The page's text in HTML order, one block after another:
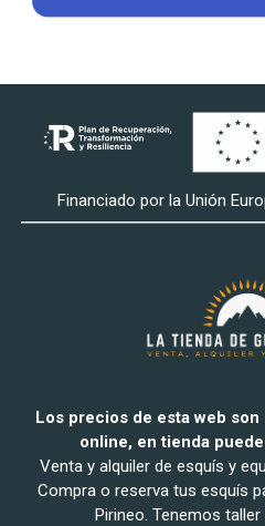
Financiado por la Unión
Los precios de esta web
online, en tienda
Venta y alquiler de esquís y
Compra o reserva tus esquís
Pirineo. Tenemos